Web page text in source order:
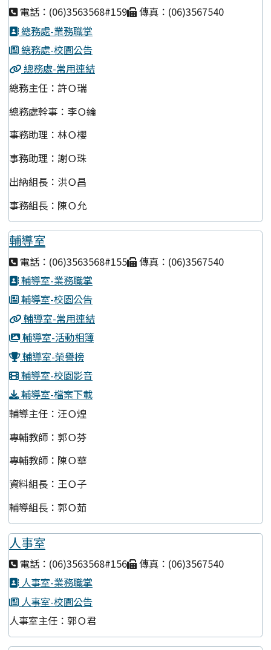
電話：(06)3563568#159
傳真：(06)3567540
總務處-業務職掌
總務處-校園公告
總務處-常用連結
總務主任：許Ｏ瑞
總務處幹事：李Ｏ綸
事務助理：林Ｏ櫻
事務助理：謝Ｏ珠
出納組長：洪Ｏ昌
事務組長：陳Ｏ允
輔導室
電話：(06)3563568#155
傳真：(06)3567540
輔導室-業務職掌
輔導室-校園公告
輔導室-常用連結
輔導室-活動相簿
輔導室-榮譽榜
輔導室-校園影音
輔導室-檔案下載
輔導主任：汪Ｏ煌
專輔教師：郭Ｏ芬
專輔教師：陳Ｏ華
資料組長：王Ｏ子
輔導組長：郭Ｏ茹
人事室
電話：(06)3563568#156
傳真：(06)3567540
人事室-業務職掌
人事室-校園公告
人事室主任：郭Ｏ君